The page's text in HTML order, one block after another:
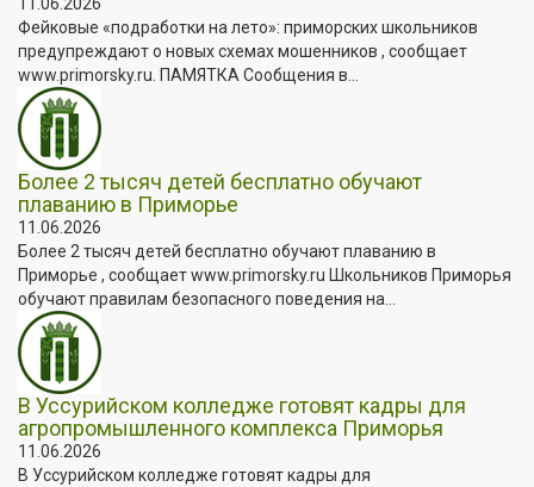
Фейковые «подработки на лето»: приморских школьников
предупреждают о новых схемах мошенников , сообщает
www.primorsky.ru. ПАМЯТКА Сообщения в...
Более 2 тысяч детей бесплатно обучают
плаванию в Приморье
11.06.2026
Более 2 тысяч детей бесплатно обучают плаванию в
Приморье , сообщает www.primorsky.ru Школьников Приморья
обучают правилам безопасного поведения на...
В Уссурийском колледже готовят кадры для
агропромышленного комплекса Приморья
11.06.2026
В Уссурийском колледже готовят кадры для